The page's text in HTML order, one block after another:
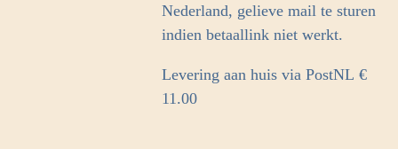
Nederland, gelieve mail te sturen
indien betaallink niet werkt.
Levering aan huis via PostNL €
11.00